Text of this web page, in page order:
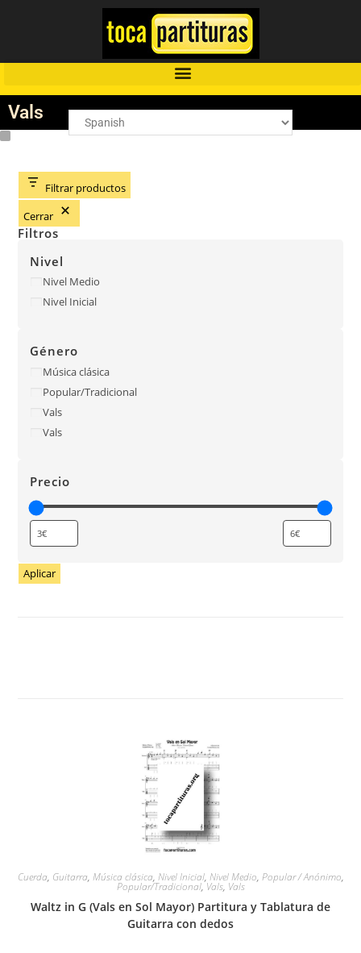
Vals
Filtrar productos
Cerrar
Filtros
Nivel
Nivel Medio
Nivel Inicial
Género
Música clásica
Popular/Tradicional
Vals
Vals
Precio
Aplicar
Cuerda, Guitarra, Música clásica, Nivel Inicial, Nivel Medio, Popular / Anónimo,
Popular/Tradicional,Vals, Vals
Waltz in G (Vals en Sol Mayor) Partitura y Tablatura de
Guitarra con dedos